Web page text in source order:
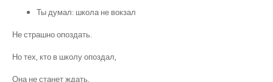
Ты думал: школа не вокзал
Не страшно опоздать.
Но тех, кто в школу опоздал,
Она не станет ждать,